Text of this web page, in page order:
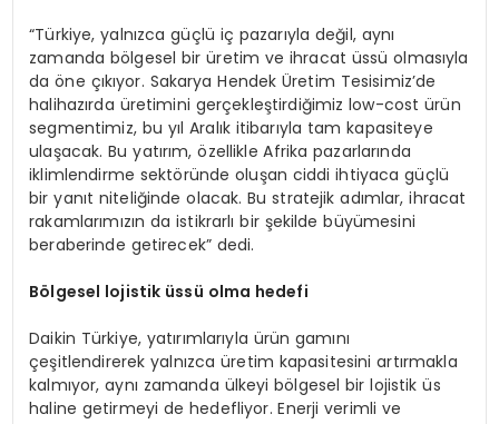
“Türkiye, yalnızca güçlü iç pazarıyla değil, aynı
zamanda bölgesel bir üretim ve ihracat üssü olmasıyla
da öne çıkıyor. Sakarya Hendek Üretim Tesisimiz’de
halihazırda üretimini gerçekleştirdiğimiz low-cost ürün
segmentimiz, bu yıl Aralık itibarıyla tam kapasiteye
ulaşacak. Bu yatırım, özellikle Afrika pazarlarında
iklimlendirme sektöründe oluşan ciddi ihtiyaca güçlü
bir yanıt niteliğinde olacak. Bu stratejik adımlar, ihracat
rakamlarımızın da istikrarlı bir şekilde büyümesini
beraberinde getirecek” dedi.
Bölgesel lojistik üssü olma hedefi
Daikin Türkiye, yatırımlarıyla ürün gamını
çeşitlendirerek yalnızca üretim kapasitesini artırmakla
kalmıyor, aynı zamanda ülkeyi bölgesel bir lojistik üs
haline getirmeyi de hedefliyor. Enerji verimli ve